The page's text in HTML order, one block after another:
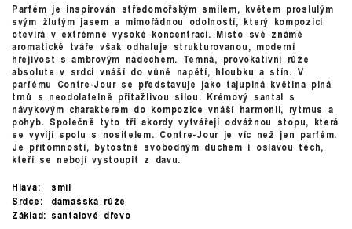
Parfém je inspirován středomořským smilem, květem proslulým
svým žlutým jasem a mimořádnou odolností, který kompozici
otevírá v extrémně vysoké koncentraci. Místo své známé
aromatické tváře však odhaluje strukturovanou, moderní
hřejivost s ambrovým nádechem. Temná, provokativní růže
absolute v srdci vnáší do vůně napětí, hloubku a stín. V
parfému Contre-Jour se představuje jako tajuplná květina plná
trnů s neodolatelně přitažlivou silou. Krémový santal s
návykovým charakterem do kompozice vnáší harmonii, rytmus a
pohyb. Společně tyto tři akordy vytvářejí odvážnou stopu, která
se vyvíjí spolu s nositelem. Contre-Jour je víc než jen parfém.
Je přítomností, bytostně svobodným duchem i oslavou těch,
kteří se nebojí vystoupit z davu.
Hlava:
smil
Srdce:
damašská růže
Základ: santalové dřevo